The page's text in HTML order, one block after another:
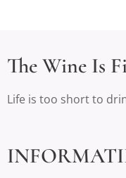
The Wine Is
Life is too short to